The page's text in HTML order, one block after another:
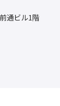
通ビル1階